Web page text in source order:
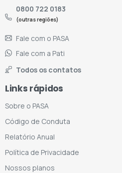
0800 722 0183
(outras regiões)
Fale com o PASA
Fale com a Pati
Todos os contatos
Links rápidos
Sobre o PASA
Código de Conduta
Relatório Anual
Política de Privacidade
Nossos planos